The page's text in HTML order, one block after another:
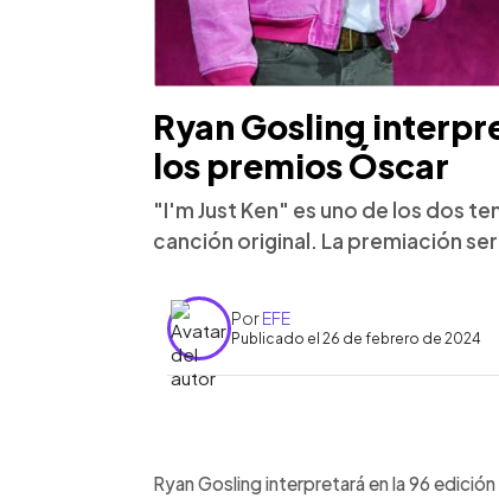
Ryan Gosling
los premios Óscar
"I'm Just Ken" es uno de los dos
canción original. La premiación
PorEFE
Publicado el 26 de febrero de 2024
► Escuchar artículo
Ryan Gosling interpretará en la 96